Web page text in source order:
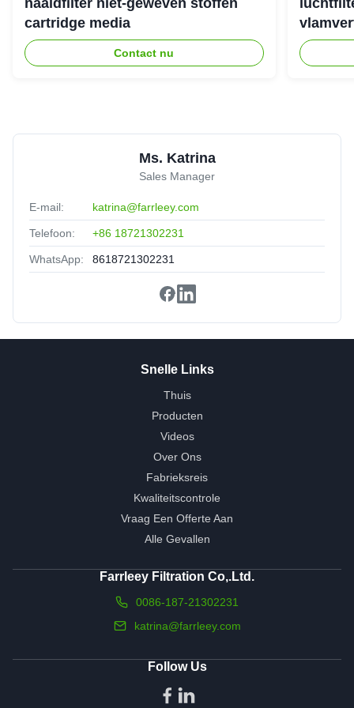
Andrew
United StatesSep 16.2025
★★★★★
★★★★★
highly skilled
cartridge media
Contact nu
Ms. Katrina
Sales Manager
E-mail: katrina@farrleey.com
Telefoon: +86 18721302231
WhatsApp: 8618721302231
Snelle Links
Thuis
Producten
Videos
Over Ons
Fabrieksreis
Kwaliteitscontrole
Vraag Een Offerte Aan
Alle Gevallen
Farrleey Filtration Co,.Ltd.
0086-187-21302231
katrina@farrleey.com
Follow Us